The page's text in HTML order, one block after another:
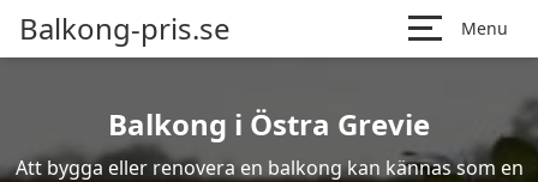
Balkong-pris.se Menu
Balkong i Östra Grevie
Att bygga eller renovera en balkong kan kännas som en